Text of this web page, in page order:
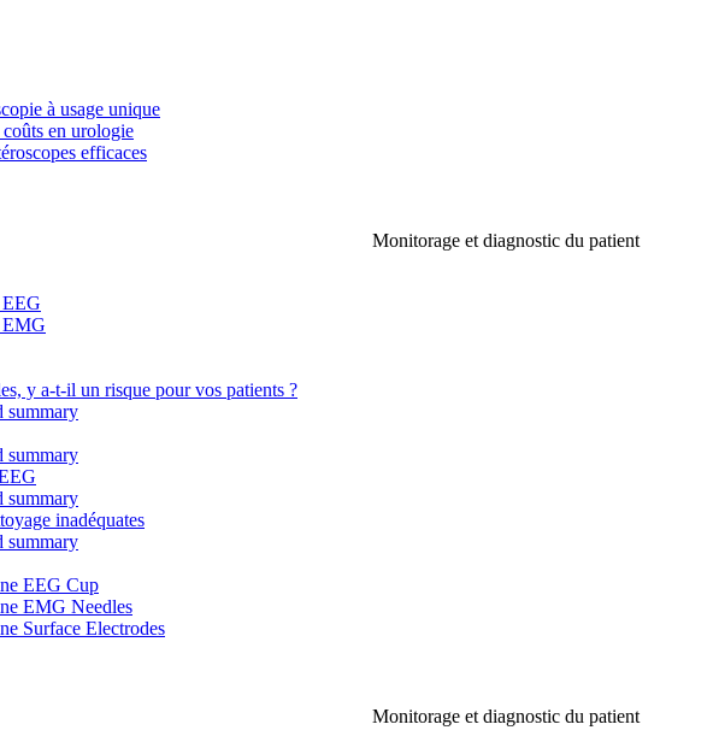
à usage unique
en urologie
efficaces
Monitorage et diagnostic du patient
EMG
y a-t-il un risque pour vos patients ?
summary
summary
summary
inadéquates
summary
EEG Cup
EMG Needles
Surface Electrodes
Monitorage et diagnostic du patient